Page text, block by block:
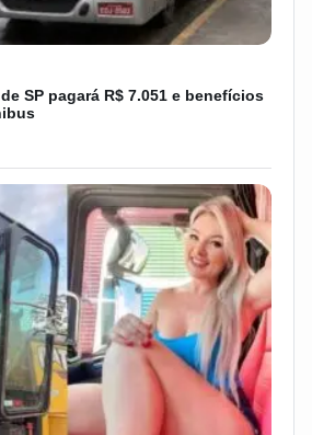
SP pagará R$ 7.051 e benefícios